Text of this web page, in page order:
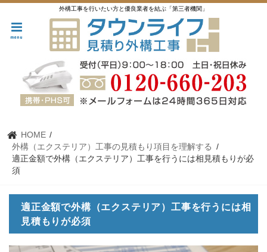
外構工事を行いたい方と優良業者を結ぶ「第三者機関」
menu
HOME
外構（エクステリア）工事の見積もり項目を理解する
適正金額で外構（エクステリア）工事を行うには相見積もりが必
須
適正金額で外構（エクステリア）工事を行うには相
見積もりが必須